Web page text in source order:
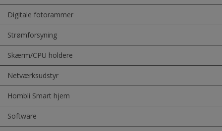
Digitale fotorammer
Strømforsyning
Skærm/CPU holdere
Netværksudstyr
Hombli Smart hjem
Software